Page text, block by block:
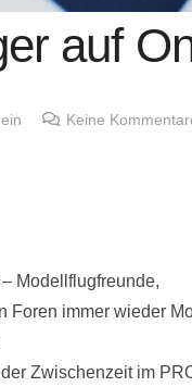
auf
Keine
Modellflugfreunde,
Foren immer wieder
Zwischenzeit im